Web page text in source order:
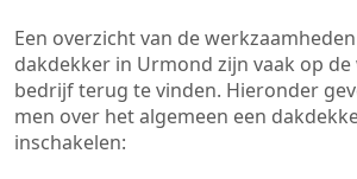
Een overzicht van de
dakdekker in Urmond zijn vaak op de
bedrijf terug te vinden. Hieronder
men over het algemeen een
inschakelen: